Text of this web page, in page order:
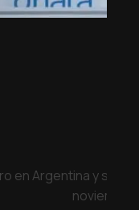
en Argentina y
noviembre